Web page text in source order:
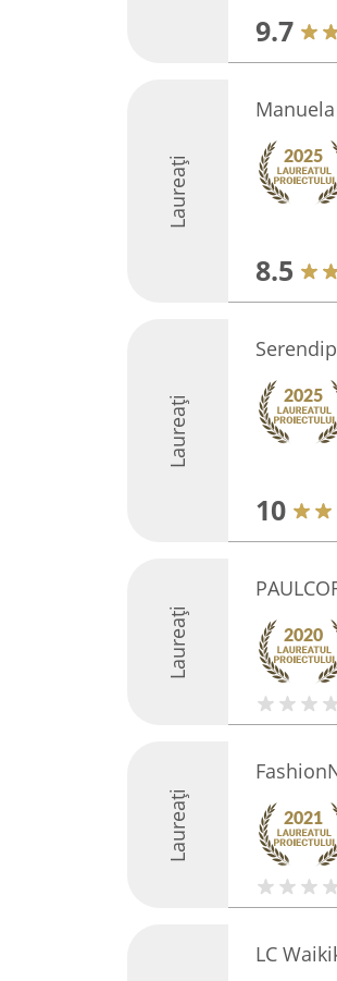
9.7
Laureați
8.5
Laureați
10
Laureați
Laureați
LC